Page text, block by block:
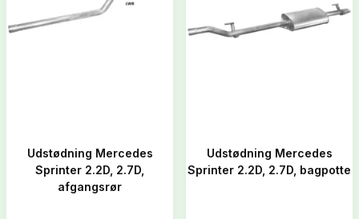
Udstødning Mercedes
Sprinter 2.2D, 2.7D,
afgangsrør
Udstødning Mercedes
Sprinter 2.2D, 2.7D, bagpotte